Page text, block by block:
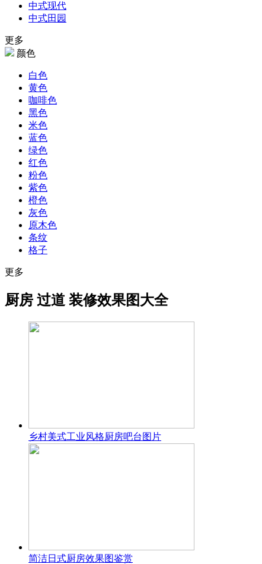
中式现代
中式田园
更多
颜色
白色
黄色
咖啡色
黑色
米色
蓝色
绿色
红色
粉色
紫色
橙色
灰色
原木色
条纹
格子
更多
厨房 过道 装修效果图大全
乡村美式工业风格厨房吧台图片
简洁日式厨房效果图鉴赏